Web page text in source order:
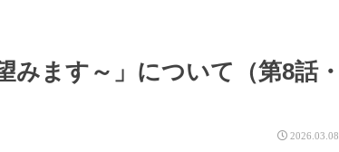
みます～」について（第8話・
2026.03.08